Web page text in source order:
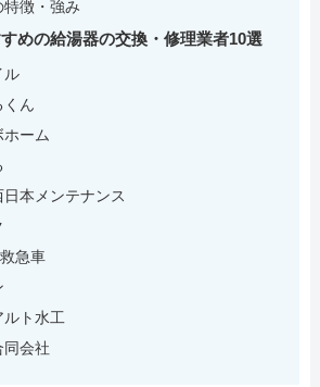
徴・強み
めの給湯器の交換・修理業者10選
ル
くん
ーム
本メンテナンス
急車
ト水工
同会社